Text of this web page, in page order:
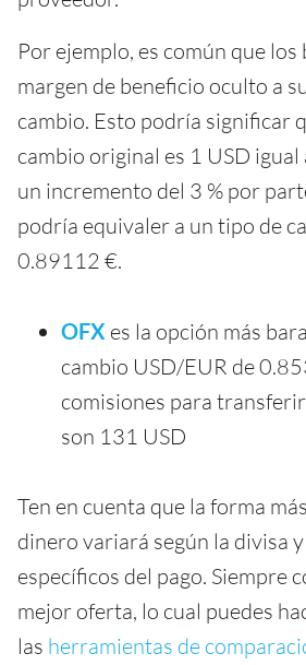
Por ejemplo, es común que los
margen de beneficio oculto a
cambio. Esto podría significar
cambio original es 1 USD
un incremento del 3 % por
podría equivaler a un tipo de
0.89112 €.
OFX es la opción más
cambio USD/EUR de
comisiones para
son 131 USD
Ten en cuenta que la forma
dinero variará según la divisa
específicos del pago. Siempre
mejor oferta, lo cual puedes
las herramientas de